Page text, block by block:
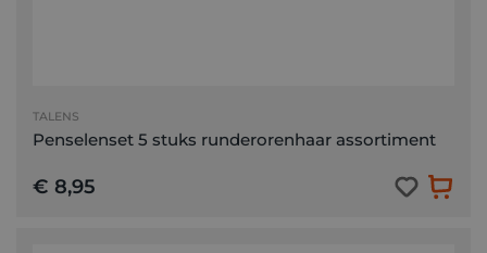
TALENS
Penselenset 5 stuks runderorenhaar assortiment
€ 8,95